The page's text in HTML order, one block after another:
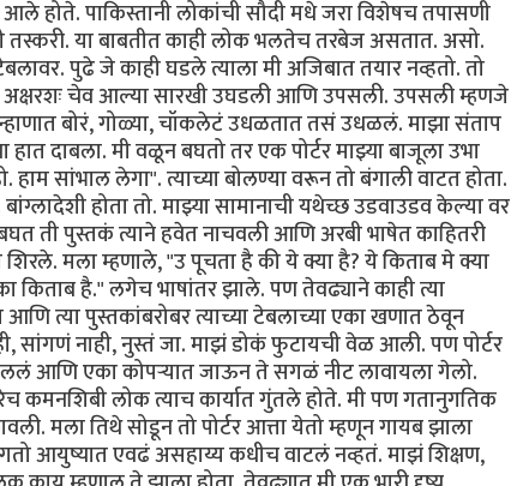
होते. पाकिस्तानी लोकांची सौदी मधे जरा विशेषच तपासणी
तस्करी. या बाबतीत काही लोक भलतेच तरबेज असतात. असो.
पुढे जे काही घडले त्याला मी अजिबात तयार नव्हतो. तो
चेव आल्या सारखी उघडली आणि उपसली. उपसली म्हणजे
बोरं, गोळ्या, चॉकलेटं उधळतात तसं उधळलं. माझा संताप
दाबला. मी वळून बघतो तर एक पोर्टर माझ्या बाजूला उभा
सांभाल लेगा". त्याच्या बोलण्या वरून तो बंगाली वाटत होता.
होता तो. माझ्या सामानाची यथेच्छ उडवाउडव केल्या वर
ती पुस्तकं त्याने हवेत नाचवली आणि अरबी भाषेत काहितरी
शिरले. मला म्हणाले, "उ पूचता है की ये क्या है? ये किताब मे क्या
किताब है." लगेच भाषांतर झाले. पण तेवढ्याने काही त्या
त्या पुस्तकांबरोबर त्याच्या टेबलाच्या एका खणात ठेवून
सांगणं नाही, नुस्तं जा. माझं डोकं फुटायची वेळ आली. पण पोर्टर
आणि एका कोपर्‍यात जाऊन ते सगळं नीट लावायला गेलो.
कमनशिबी लोक त्याच कार्यात गुंतले होते. मी पण गतानुगतिक
मला तिथे सोडून तो पोर्टर आत्ता येतो म्हणून गायब झाला
आयुष्यात एवढं असहाय्य कधीच वाटलं नव्हतं. माझं शिक्षण,